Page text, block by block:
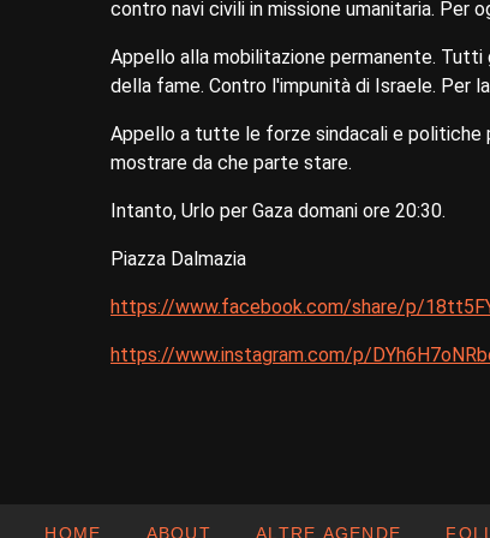
contro navi civili in missione umanitaria. Per
Appello alla mobilitazione permanente.
della fame. Contro l'impunità di Israele. Per
Appello a tutte le forze sindacali e politiche
mostrare da che parte stare.
Intanto, Urlo per Gaza domani ore 20:30.
Piazza Dalmazia
https://www.facebook.com/share/p/
https://www.instagram.com/p/
HOME ABOUT ALTRE AGENDE